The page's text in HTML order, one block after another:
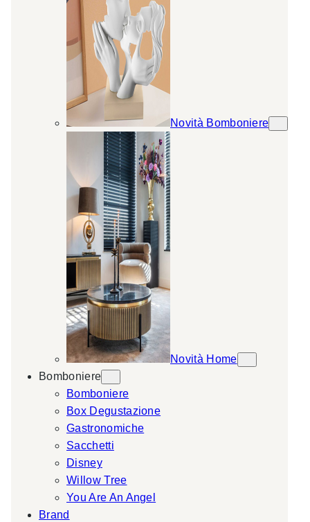
Novità Bomboniere
Novità Home
Bomboniere
Bomboniere
Box Degustazione
Gastronomiche
Sacchetti
Disney
Willow Tree
You Are An Angel
Brand